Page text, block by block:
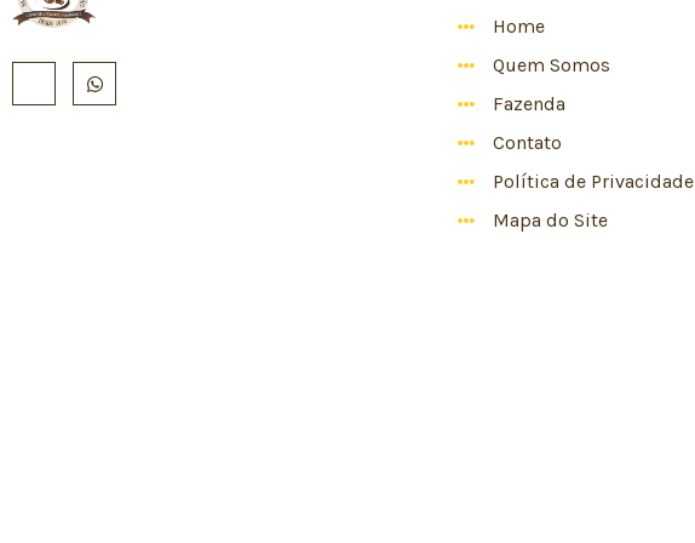
Home
Quem Somos
Fazenda
Contato
Política de Privacidade
Mapa do Site